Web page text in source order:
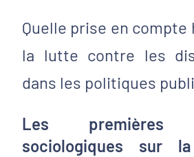
Quelle prise en
la lutte contre les
dans les politiques
Les premières
sociologiques sur